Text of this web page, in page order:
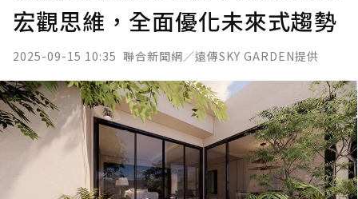
宏觀思維，全面優化未來式趨勢
2025-09-15 10:35 聯合新聞網／遠傳SKY GARDEN提供